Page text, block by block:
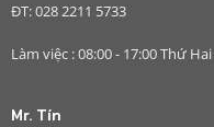
ĐT: 028 2211 5733
Làm việc : 08:00 - 17:00 Thứ
Mr. Tín